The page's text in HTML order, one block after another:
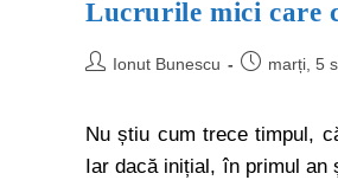
Lucrurile mici care
Ionut Bunescu marți, 5
Nu știu cum trece timpul,
Iar dacă inițial, în primul an